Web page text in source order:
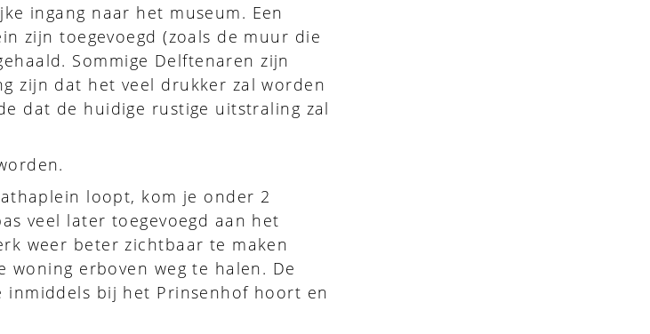
ingang naar het museum. Een
zijn toegevoegd (zoals de muur die
Sommige Delftenaren zijn
zijn dat het veel drukker zal worden
dat de huidige rustige uitstraling zal
loopt, kom je onder 2
veel later toegevoegd aan het
weer beter zichtbaar te maken
erboven weg te halen. De
bij het Prinsenhof hoort en